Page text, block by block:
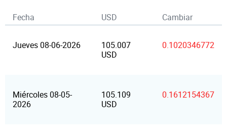
Fecha USD Cambiar
Jueves 08-06-2026
105.007
USD
0.1020346772
Miércoles 08-05-
2026
105.109
USD
0.1612154367